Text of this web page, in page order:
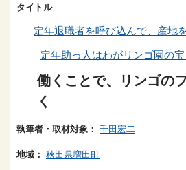
タイトル
定年退職者を呼び込んで、産地
定年助っ人はわがリンゴ園の宝
働くことで、リンゴの
く
執筆者・取材対象： 千田宏二
地域： 秋田県増田町